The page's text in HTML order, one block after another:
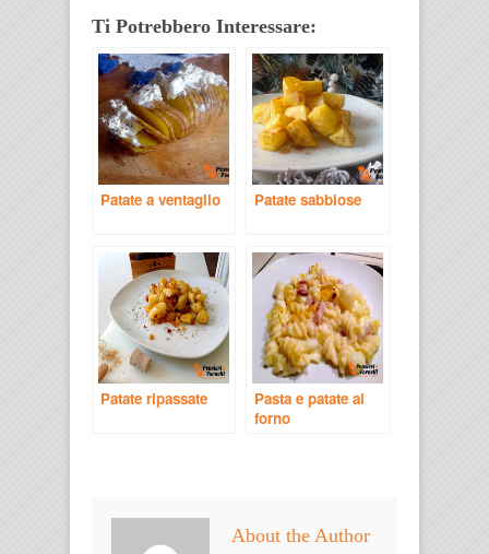
Ti Potrebbero Interessare:
Patate a ventaglio Patate sabbiose
Patate ripassate
Pasta e patate al
forno
About the Author